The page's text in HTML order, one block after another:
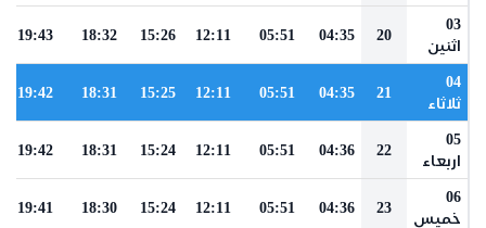
03
اثنين
20
04:35
05:51
12:11
15:26
18:32
19:43
04
ثلاثاء
21
04:35
05:51
12:11
15:25
18:31
19:42
05
اربعاء
22
04:36
05:51
12:11
15:24
18:31
19:42
06
خميس
23
04:36
05:51
12:11
15:24
18:30
19:41